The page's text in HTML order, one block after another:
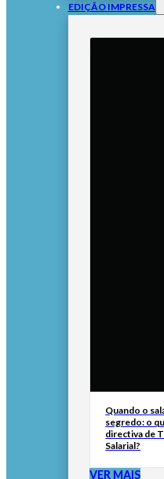
EDIÇÃO IMPRESSA
Quando o
segredo: o
directiva de
Salarial?
VER MAIS